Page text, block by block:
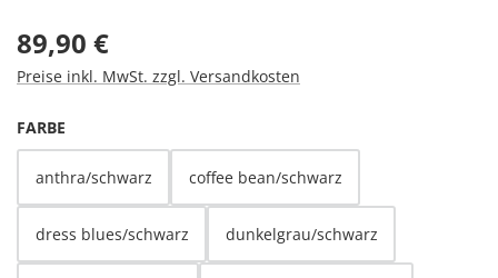
Regulärer Preis:
89,90 €
Preise inkl. MwSt. zzgl. Versandkosten
FARBE
anthra/schwarz coffee bean/schwarz
dress blues/schwarz dunkelgrau/schwarz